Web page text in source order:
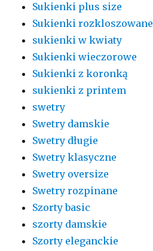
Sukienki plus size
Sukienki rozkloszowane
sukienki w kwiaty
Sukienki wieczorowe
Sukienki z koronką
sukienki z printem
swetry
Swetry damskie
Swetry długie
Swetry klasyczne
Swetry oversize
Swetry rozpinane
Szorty basic
szorty damskie
Szorty eleganckie